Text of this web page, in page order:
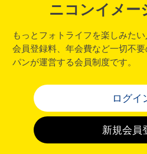
ニコンイメー
もっとフォトライフを楽しみたい
会員登録料、年会費など一切不
パンが運営する会員制度です。
ログイ
新規会員